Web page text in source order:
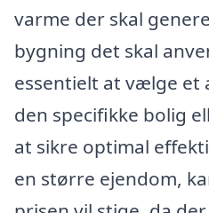
varme der skal
bygning det skal
essentielt at vælge et
den specifikke bolig
at sikre optimal
en større ejendom,